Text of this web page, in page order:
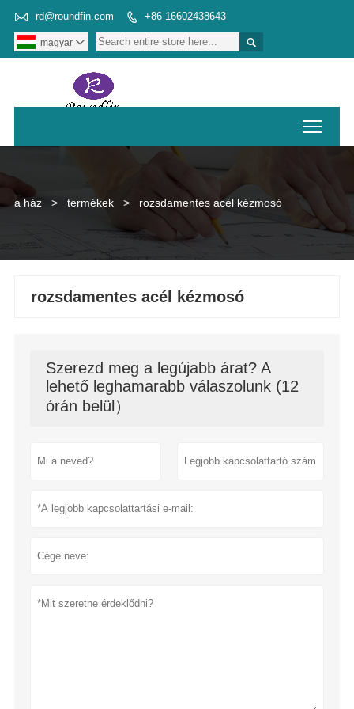
 rd@roundfin.com  +86-16602438643

magyar 
a ház > termékek > rozsdamentes acél kézmosó
rozsdamentes acél kézmosó
Szerezd meg a legújabb árat? A
lehető leghamarabb válaszolunk (12
órán belül）